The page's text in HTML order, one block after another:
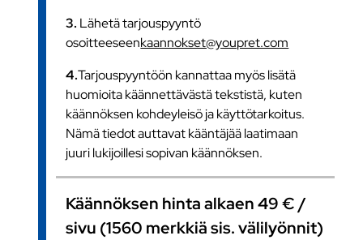
3. Lähetä tarjouspyyntö
osoitteeseenkaannokset@youpret.com
4.Tarjouspyyntöön kannattaa myös lisätä
huomioita käännettävästä tekstistä, kuten
käännöksen kohdeyleisö ja käyttötarkoitus.
Nämä tiedot auttavat kääntäjää laatimaan
juuri lukijoillesi sopivan käännöksen.
Käännöksen hinta alkaen 49 € /
sivu (1560 merkkiä sis. välilyönnit)